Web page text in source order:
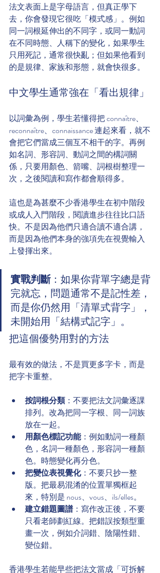
法文表面上是字母語言，但真正學下
去，你會發現它很吃「模式感」。例如
同一詞根延伸出的不同字，或同一動詞
在不同時態、人稱下的變化，如果學生
只用死記，通常很快亂；但如果他看到
的是規律、家族和形態，就會快很多。
中文學生通常強在「看出規律」
以詞彙為例，學生若懂得把 connaître、
reconnaître、connaissance 連起來看，就不
會把它們當成三個互不相干的字。再例
如名詞、形容詞、動詞之間的構詞關
係，只要用顏色、箭嘴、詞根樹整理一
次，之後閱讀和寫作都會順得多。
這也是為甚麼不少香港學生在初中階段
或成人入門階段，閱讀進步往往比口語
快。不是因為他們只適合讀不適合講，
而是因為他們本身的強項先在視覺輸入
上發揮出來。
實戰判斷：如果你背單字總是背
完就忘，問題通常不是記性差，
而是你仍然用「清單式背字」，
未開始用「結構式記字」。
把這個優勢用對的方法
最有效的做法，不是買更多字卡，而是
把字卡重整。
按詞根分類：不要把法文詞彙逐課
排列。改為把同一字根、同一詞族
放在一起。
用顏色標記功能：例如動詞一種顏
色，名詞一種顏色，形容詞一種顏
色。時態變化再分色。
把變位表視覺化：不要只抄一整
版。把最易混淆的位置單獨框起
來，特別是 nous、vous、ils/elles。
建立錯題圖譜：寫作改正後，不要
只看老師劃紅線。把錯誤按類型重
畫一次，例如介詞錯、陰陽性錯、
變位錯。
香港學生若能早些把法文當成「可拆解